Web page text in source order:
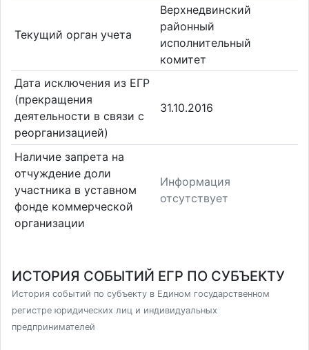
Текущий орган учета
Верхнедвинский
районный
исполнительный
комитет
Дата исключения из ЕГР
(прекращения
деятельности в связи с
реорганизацией)
31.10.2016
Наличие запрета на
отчуждение доли
участника в уставном
фонде коммерческой
организации
Информация
отсутствует
ИСТОРИЯ СОБЫТИЙ ЕГР ПО СУБЪЕКТУ
История событий по субъекту в Едином государственном
регистре юридических лиц и индивидуальных
предпринимателей